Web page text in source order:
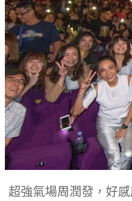
超強氣場周潤發，好